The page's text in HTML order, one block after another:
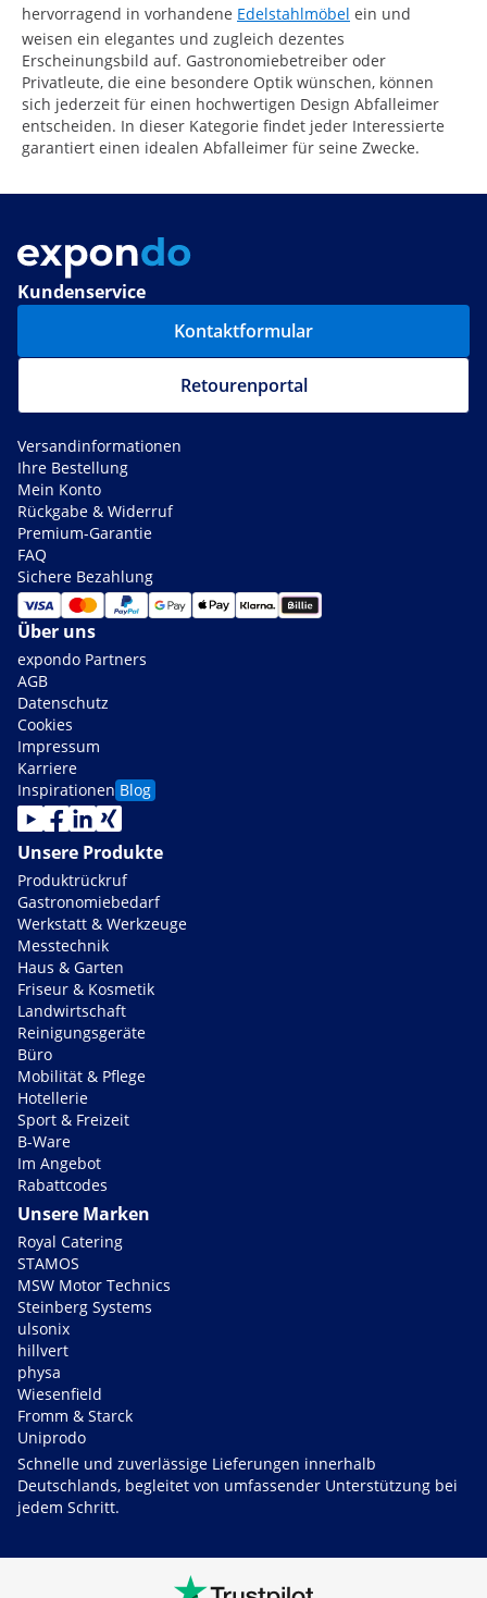
hervorragend in vorhandene Edelstahlmöbel ein und
weisen ein elegantes und zugleich dezentes
Erscheinungsbild auf. Gastronomiebetreiber oder
Privatleute, die eine besondere Optik wünschen, können
sich jederzeit für einen hochwertigen Design Abfalleimer
entscheiden. In dieser Kategorie findet jeder Interessierte
garantiert einen idealen Abfalleimer für seine Zwecke.
Kundenservice
Kontaktformular
Retourenportal
Versandinformationen
Ihre Bestellung
Mein Konto
Rückgabe & Widerruf
Premium-Garantie
FAQ
Sichere Bezahlung
Über uns
expondo Partners
AGB
Datenschutz
Cookies
Impressum
Karriere
Inspirationen Blog
Unsere Produkte
Produktrückruf
Gastronomiebedarf
Werkstatt & Werkzeuge
Messtechnik
Haus & Garten
Friseur & Kosmetik
Landwirtschaft
Reinigungsgeräte
Büro
Mobilität & Pflege
Hotellerie
Sport & Freizeit
B-Ware
Im Angebot
Rabattcodes
Unsere Marken
Royal Catering
STAMOS
MSW Motor Technics
Steinberg Systems
ulsonix
hillvert
physa
Wiesenfield
Fromm & Starck
Uniprodo
Schnelle und zuverlässige Lieferungen innerhalb
Deutschlands, begleitet von umfassender Unterstützung bei
jedem Schritt.